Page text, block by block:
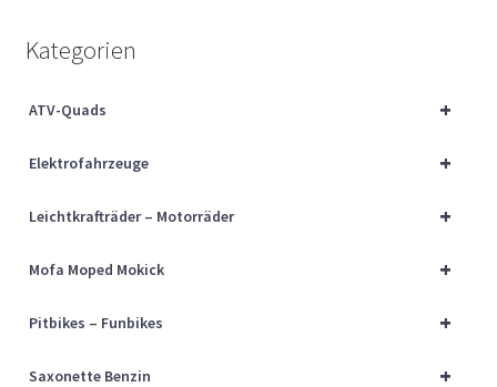
Über uns
Vertrag widerrufen
Widerrufsbelehrung
Cart
Checkout
Kategorien
+
ATV-Quads
+
Elektrofahrzeuge
+
Leichtkrafträder – Motorräder
+
Mofa Moped Mokick
+
Pitbikes – Funbikes
+
Saxonette Benzin